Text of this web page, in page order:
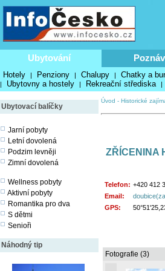
Ubytování
Hotely | Penziony | Chalupy | Chatky a
| Ubytovny a hostely | Rekreační střediska |
Ubytovací balíčky
Jarní pobyty
Letní dovolená
Podzim levněji
Zimní dovolená
Wellness pobyty
Aktivní pobyty
Romantika pro dva
S dětmi
Senioři
Náhodný tip
Úvod - Historické
ZŘÍCENINA
Telefon: +420 412
Email:
GPS:
Fotografie (3)